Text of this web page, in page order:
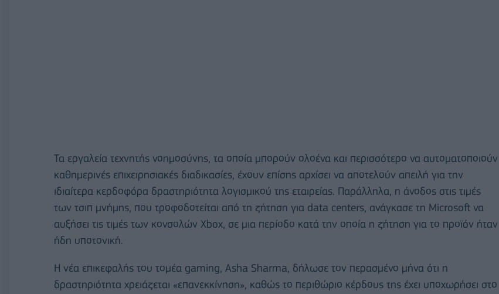
Τα εργαλεία τεχνητής νοημοσύνης, τα οποία μπορούν ολοένα και περισσότερο να αυτοματοποιούν
καθημερινές επιχειρησιακές διαδικασίες, έχουν επίσης αρχίσει να αποτελούν απειλή για την
ιδιαίτερα κερδοφόρα δραστηριότητα λογισμικού της εταιρείας. Παράλληλα, η άνοδος στις τιμές
των τσιπ μνήμης, που τροφοδοτείται από τη ζήτηση για data centers, ανάγκασε τη Microsoft να
αυξήσει τις τιμές των κονσολών Xbox, σε μια περίοδο κατά την οποία η ζήτηση για το προϊόν ήταν
ήδη υποτονική.
Η νέα επικεφαλής του τομέα gaming, Asha Sharma, δήλωσε τον περασμένο μήνα ότι η
δραστηριότητα χρειάζεται «επανεκκίνηση», καθώς το περιθώριο κέρδους της έχει υποχωρήσει στο